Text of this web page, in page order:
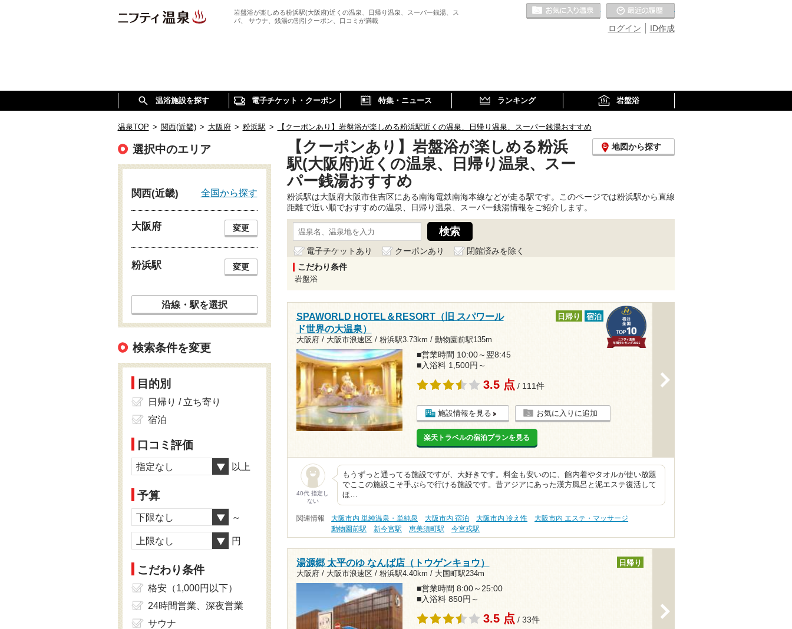
岩盤浴が楽しめる粉浜駅(大阪府)近くの温泉、日帰り温泉、スーパー銭湯、ス
パ、 サウナ、銭湯の割引クーポン、口コミが満載
ID作成
ログイン
お気に入りの温泉
温浴施設を探す 電子チケット・クーポン 特集・ニュース ランキング 岩盤浴
温泉TOP > 関西(近畿) > 大阪府 > 粉浜駅 > 【クーポンあり】岩盤浴が楽しめる粉浜駅近くの温泉、日帰り温泉、スーパー銭湯おすすめ
【クーポンあり】岩盤浴が楽しめる粉浜
駅(大阪府)近くの温泉、日帰り温泉、スー
パー銭湯おすすめ
地図から探す
粉浜駅は大阪府大阪市住吉区にある南海電鉄南海本線などが走る駅です。このページでは粉浜駅から直線
距離で近い順でおすすめの温泉、日帰り温泉、スーパー銭湯情報をご紹介します。
電子チケットあり クーポンあり
閉館済みを除く
こだわり条件
岩盤浴
SPAWORLD HOTEL＆RESORT（旧 スパワール
ド世界の大温泉）
大阪府 / 大阪市浪速区 / 粉浜駅3.73km / 動物園前駅135m
日帰り 宿泊
■営業時間 10:00～翌8:45
■入浴料 1,500円～
3.5 点 / 111件
施設情報を見る お気に入りに追加
楽天トラベルの宿泊プランを見る
40代 指定し
ない
もうずっと通ってる施設ですが、大好きです。料金も安いのに、館内着やタオルが使い放題
でここの施設こそ手ぶらで行ける施設です。昔アジアにあった漢方風呂と泥エステ復活して
ほ…
関連情報 大阪市内 単純温泉・単純泉 大阪市内 宿泊 大阪市内 冷え性
大阪市内 エステ・マッサージ
動物園前駅
新今宮駅 恵美須町駅 今宮戎駅
湯源郷 太平のゆ なんば店（トウゲンキョウ）
大阪府 / 大阪市浪速区 / 粉浜駅4.40km / 大国町駅234m
日帰り
■営業時間 8:00～25:00
■入浴料 850円～
3.5 点 / 33件
選択中のエリア
関西(近畿) 全国から探す
大阪府 変更
粉浜駅 変更
沿線・駅を選択
検索条件を変更
目的別
日帰り / 立ち寄り
宿泊
口コミ評価
指定なし 以上
予算
下限なし ～
上限なし 円
こだわり条件
格安（1,000円以下）
24時間営業、深夜営業
サウナ